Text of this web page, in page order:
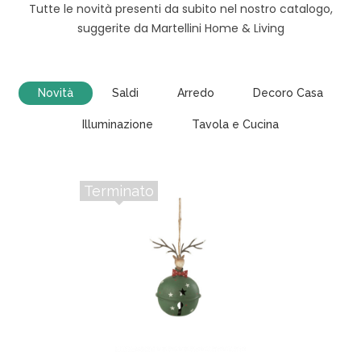
Tutte le novità presenti da subito nel nostro catalogo,
suggerite da Martellini Home & Living
Novità Saldi Arredo Decoro Casa
Illuminazione Tavola e Cucina
Terminato